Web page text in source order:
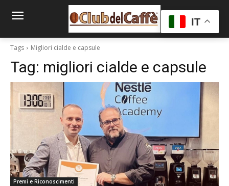
Tags Migliori cialde e capsule
Tag: migliori cialde e capsule
Premi e Riconoscimenti
IT